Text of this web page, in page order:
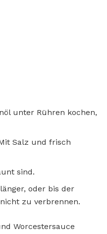
unter Rühren kochen,
Salz und frisch
sind.
oder bis der
zu verbrennen.
Worcestersauce